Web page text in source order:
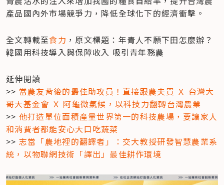
產品國內外市場競爭力，降低全球化下的經濟衝擊。
全文轉載至食力 ，原文標題：年青人不願下田怎麼辦？
韓國用科技導入與保障收入 吸引青年務農
延伸閱讀
>> 當農友背後的最佳助攻員！直接跟農夫買 Ｘ 台灣大
哥大基金會 Ｘ 阿龜微氣候，以科技力翻轉台灣農業
>> 他打造單位面積產量世界第一的科技農場，要讓家人
和消費者都能安心大口吃蔬菜
>> 志當「農地裡的翻譯者」：交大教授研發智慧農業系
統，以物聯網技術「譯出」最佳耕作環境